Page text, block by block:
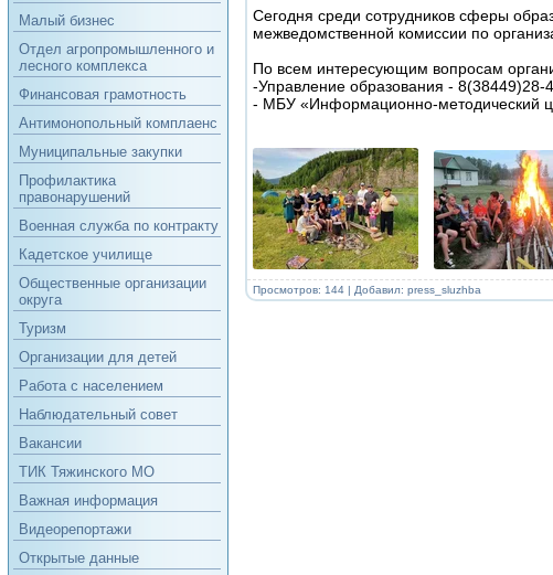
Малый бизнес
Отдел агропромышленного и
лесного комплекса
Финансовая грамотность
Антимонопольный комплаенс
Муниципальные закупки
Профилактика
правонарушений
Военная служба по контракту
Кадетское училище
Общественные организации
округа
Туризм
Организации для детей
Работа с населением
Наблюдательный совет
Вакансии
ТИК Тяжинского МО
Важная информация
Видеорепортажи
Открытые данные
Сегодня среди сотрудников сферы
межведомственной комиссии по
По всем интересующим вопросам
-Управление образования -
- МБУ «Информационно-методический
Просмотров: 144 | Добавил: press_sluzhba